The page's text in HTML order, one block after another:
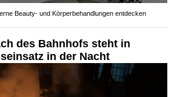
Beauty- und Körperbehandlungen entdecken
des Bahnhofs steht in
in der Nacht